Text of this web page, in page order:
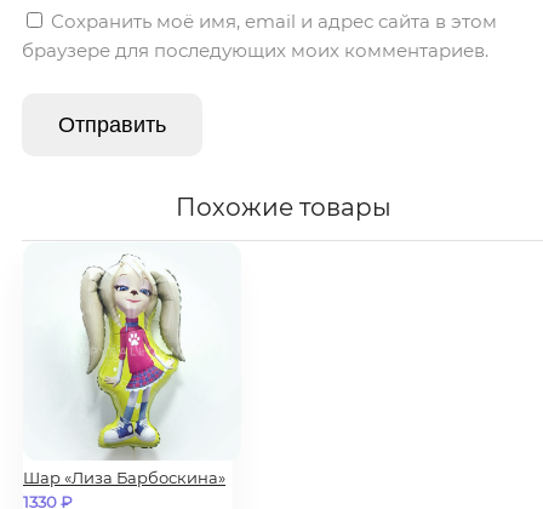
Сохранить моё имя, email и адрес сайта в этом
браузере для последующих моих комментариев.
Похожие товары
Шар «Лиза Барбоскина»
1330₽